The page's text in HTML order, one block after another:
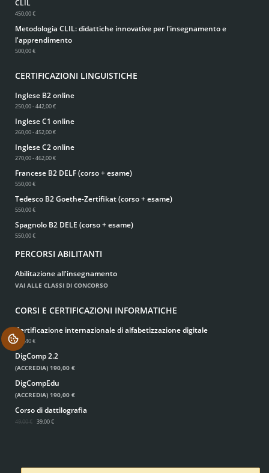
CLIL
450,00 €
Metodologia CLIL: didattiche innovative per l'insegnamento e
l'apprendimento
500,00 €
CERTIFICAZIONI LINGUISTICHE
Inglese B2 online
250,00 - 442,00 €
Inglese C1 online
260,00 - 452,00 €
Inglese C2 online
270,00 - 462,00 €
Francese B2 DELF (corso + esame)
550,00 €
Tedesco B2 Goethe-Zertifikat (corso + esame)
550,00 €
Spagnolo B2 DELE (corso + esame)
550,00 €
PERCORSI ABILITANTI
Abilitazione all'insegnamento
VAI ALLE CLASSI DI CONCORSO
CORSI E CERTIFICAZIONI INFORMATICHE
Certificazione internazionale di alfabetizzazione digitale
146,40 €
DigComp 2.2
(ACCREDIA) 190,00 €
DigCompEdu
(ACCREDIA) 190,00 €
Corso di dattilografia
49,00 € 39,00 €
.